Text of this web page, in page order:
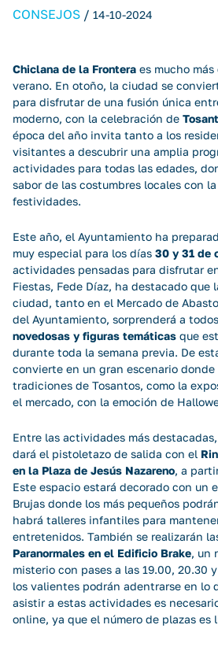
CONSEJOS / 14-10-2024
Chiclana de la Frontera es mucho
verano. En otoño, la ciudad se
para disfrutar de una fusión única
moderno, con la celebración de
época del año invita tanto a los
visitantes a descubrir una amplia
actividades para todas las edades,
sabor de las costumbres locales con
festividades.
Este año, el Ayuntamiento ha
muy especial para los días 30 y 31 de
actividades pensadas para disfrutar
Fiestas, Fede Díaz, ha destacado que
ciudad, tanto en el Mercado de
del Ayuntamiento, sorprenderá a
novedosas y figuras temáticas que
durante toda la semana previa. De
convierte en un gran escenario
tradiciones de Tosantos, como la
el mercado, con la emoción de
Entre las actividades más
dará el pistoletazo de salida con el
en la Plaza de Jesús Nazareno, a
Este espacio estará decorado con un
Brujas donde los más pequeños
habrá talleres infantiles para
entretenidos. También se realizarán
Paranormales en el Edificio Brake, un
misterio con pases a las 19.00, 20.30
los valientes podrán adentrarse en lo
asistir a estas actividades es
online, ya que el número de plazas es